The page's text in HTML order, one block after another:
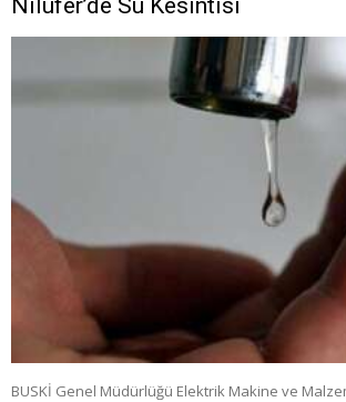
BUSKİ Genel Müdürlüğü Elektrik Makine ve